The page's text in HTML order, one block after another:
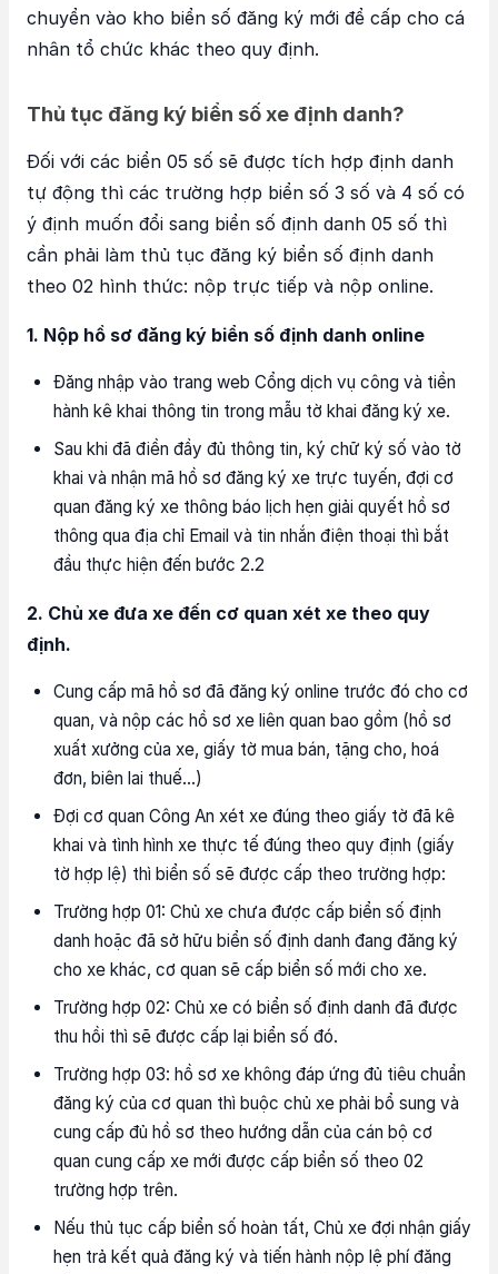
chuyển vào kho biển số đăng ký mới để cấp cho cá
nhân tổ chức khác theo quy định.
Thủ tục đăng ký biển số xe định danh?
Đối với các biển 05 số sẽ được tích hợp định danh
tự động thì các trường hợp biển số 3 số và 4 số có
ý định muốn đổi sang biển số định danh 05 số thì
cần phải làm thủ tục đăng ký biển số định danh
theo 02 hình thức: nộp trực tiếp và nộp online.
1. Nộp hồ sơ đăng ký biển số định danh online
Đăng nhập vào trang web Cổng dịch vụ công và tiền
hành kê khai thông tin trong mẫu tờ khai đăng ký xe.
Sau khi đã điền đầy đủ thông tin, ký chữ ký số vào tờ
khai và nhận mã hồ sơ đăng ký xe trực tuyến, đợi cơ
quan đăng ký xe thông báo lịch hẹn giải quyết hồ sơ
thông qua địa chỉ Email và tin nhắn điện thoại thì bắt
đầu thực hiện đến bước 2.2
2. Chủ xe đưa xe đến cơ quan xét xe theo quy
định.
Cung cấp mã hồ sơ đã đăng ký online trước đó cho cơ
quan, và nộp các hồ sơ xe liên quan bao gồm (hồ sơ
xuất xưởng của xe, giấy tờ mua bán, tặng cho, hoá
đơn, biên lai thuế…)
Đợi cơ quan Công An xét xe đúng theo giấy tờ đã kê
khai và tình hình xe thực tế đúng theo quy định (giấy
tờ hợp lệ) thì biển số sẽ được cấp theo trường hợp:
Trường hợp 01: Chủ xe chưa được cấp biển số định
danh hoặc đã sở hữu biển số định danh đang đăng ký
cho xe khác, cơ quan sẽ cấp biển số mới cho xe.
Trường hợp 02: Chủ xe có biển số định danh đã được
thu hồi thì sẽ được cấp lại biển số đó.
Trường hợp 03: hồ sơ xe không đáp ứng đủ tiêu chuẩn
đăng ký của cơ quan thì buộc chủ xe phải bổ sung và
cung cấp đủ hồ sơ theo hướng dẫn của cán bộ cơ
quan cung cấp xe mới được cấp biển số theo 02
trường hợp trên.
Nếu thủ tục cấp biển số hoàn tất, Chủ xe đợi nhận giấy
hẹn trả kết quả đăng ký và tiến hành nộp lệ phí đăng